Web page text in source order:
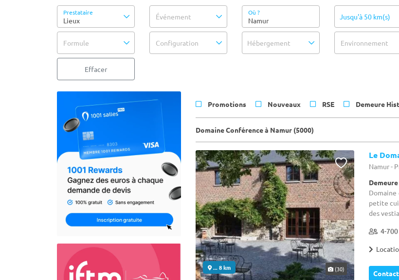
Prestataire
Lieux Événement Où ? Jusqu'à 50 km(s)
Formule Configuration Hébergement Environnement
Effacer
Promotions Nouveaux RSE Demeure
Domaine Conférence à Namur (5000)
... 8 km (30)
Le
Namur -
Domaine
petite
des
4-700